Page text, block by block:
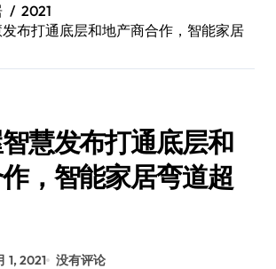
2021
布打通底层和地产商合作，智能家居
慧发布打通底层和
，智能家居弯道超
1, 2021 没有评论